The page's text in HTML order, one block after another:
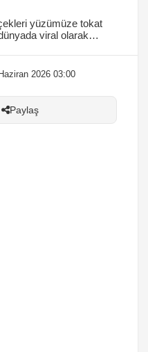
yüzümüze tokat
viral olarak
2026 03:00
Paylaş